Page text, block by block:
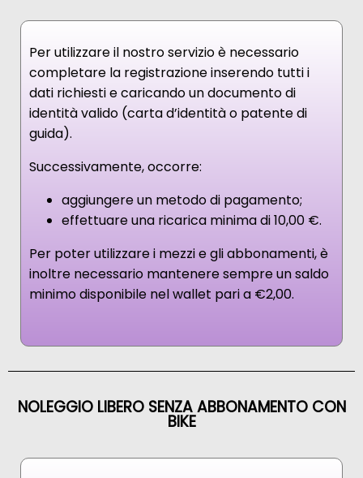
Per utilizzare il nostro servizio è necessario
completare la registrazione inserendo tutti i
dati richiesti e caricando un documento di
identità valido (carta d’identità o patente di
guida).
Successivamente, occorre:
aggiungere un metodo di pagamento;
effettuare una ricarica minima di 10,00 €.
Per poter utilizzare i mezzi e gli abbonamenti, è
inoltre necessario mantenere sempre un saldo
minimo disponibile nel wallet pari a €2,00.
NOLEGGIO LIBERO SENZA ABBONAMENTO CON
BIKE